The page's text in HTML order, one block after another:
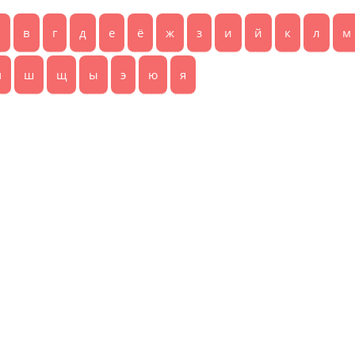
в г д е ё ж з и й к л м
ш щ ы э ю я